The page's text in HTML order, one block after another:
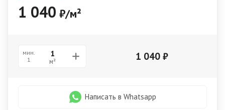
1 040 ₽/м²
мин.
1
м² 1 040 ₽
Написать в Whatsapp